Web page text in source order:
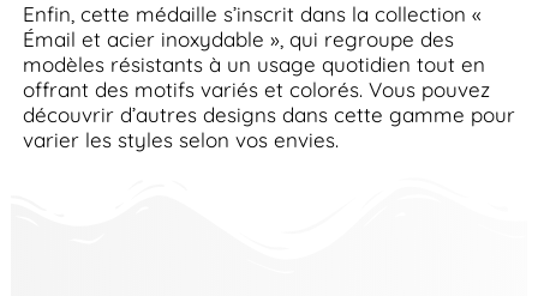
Enfin, cette médaille s’inscrit dans la collection «
Émail et acier inoxydable », qui regroupe des
modèles résistants à un usage quotidien tout en
offrant des motifs variés et colorés. Vous pouvez
découvrir d’autres designs dans cette gamme pour
varier les styles selon vos envies.